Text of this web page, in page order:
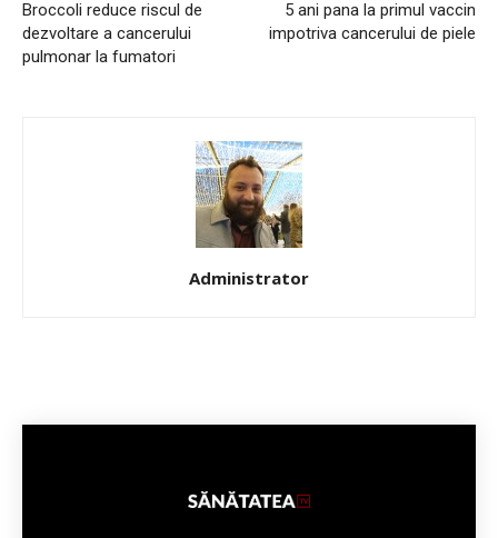
Broccoli reduce riscul de
dezvoltare a cancerului
pulmonar la fumatori
5 ani pana la primul vaccin
impotriva cancerului de piele
Administrator